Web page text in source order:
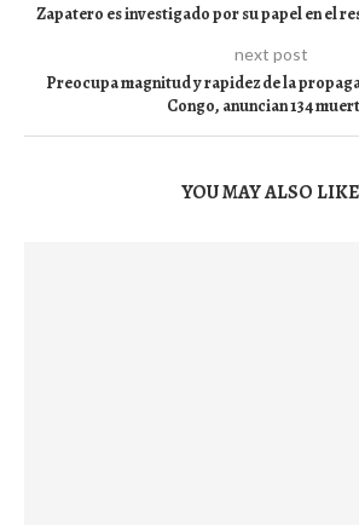
Zapatero es investigado por su papel en el
next post
Preocupa magnitud y rapidez de la
Congo, anuncian 134
YOU MAY ALSO LIKE